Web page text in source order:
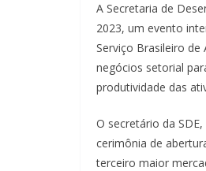
A Secretaria de
2023, um evento
Serviço Brasileiro
negócios setorial
produtividade das
O secretário da
cerimônia de
terceiro maior